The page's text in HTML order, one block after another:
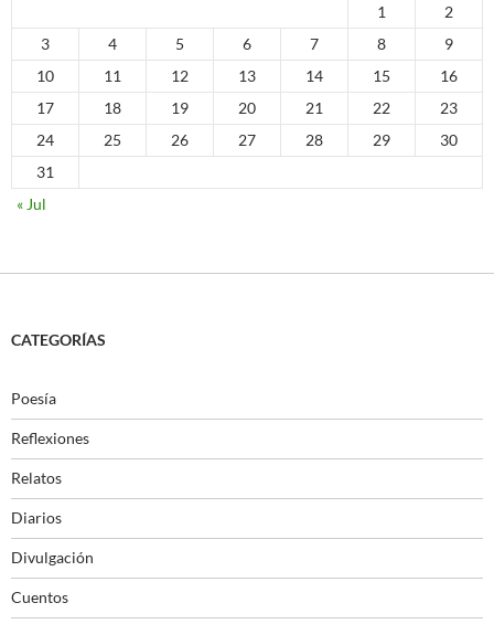
1
2
3
4 5 6 7 8
9
10
11 12 13 14 15
16
17
18 19 20 21 22
23
24
25 26 27 28 29
30
31
« Jul
CATEGORÍAS
Poesía
Reflexiones
Relatos
Diarios
Divulgación
Cuentos